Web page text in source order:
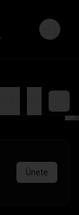
Login
Únete